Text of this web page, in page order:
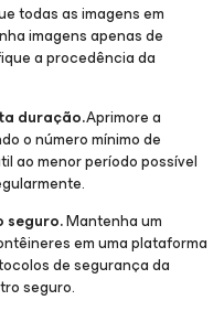
todas as imagens em
imagens apenas de
a procedência da
duração.Aprimore a
o número mínimo de
ao menor período possível
seguro.Mantenha um
em uma plataforma
de segurança da
seguro.